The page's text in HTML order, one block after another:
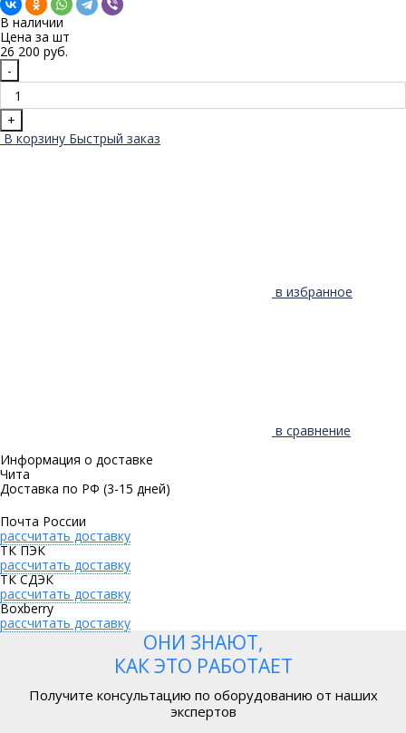
В наличии
Цена за шт
26 200 руб.
-
+
В корзину Быстрый заказ
в избранное
в сравнение
Информация о доставке
Чита
Доставка по РФ (3-15 дней)
Почта России
рассчитать доставку
ТК ПЭК
рассчитать доставку
ТК СДЭК
рассчитать доставку
Boxberry
рассчитать доставку
ОНИ ЗНАЮТ,
КАК ЭТО РАБОТАЕТ
Получите консультацию по оборудованию от наших
экспертов